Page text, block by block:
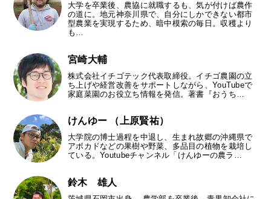
大学を卒業後、農協に就職するも、気が付けば農作
の道に。地元神奈川県で、自分にしかできない都市
型農業を実現するため、暗中模索の毎日。収穫より
も…
宮崎大輔
株式会社イチゴテック代表取締役。イチゴ農園の立
ち上げや経営改善をサポートしながら、YouTubeで
家庭菜園のお役立ち情報を発信。著書『おうち…
けんゆー （上原賢祐）
大学院の博士過程を中退し、生まれ故郷の沖縄県で
アボカドなどの果樹や野菜、多品目の植物を栽培し
ている。Youtubeチャンネル「けんゆーの農ラ…
鈴木 雄人